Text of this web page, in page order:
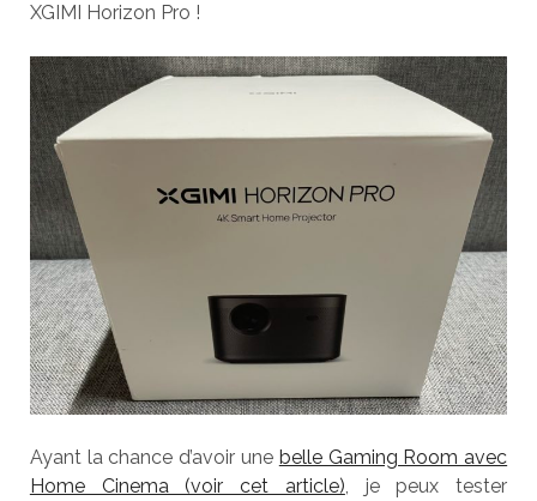
XGIMI Horizon Pro !
Ayant la chance d’avoir une belle Gaming Room avec
Home Cinema (voir cet article) , je peux tester